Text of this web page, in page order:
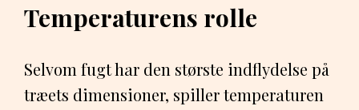
Temperaturens rolle
Selvom fugt har den største indflydelse på
træets dimensioner, spiller temperaturen